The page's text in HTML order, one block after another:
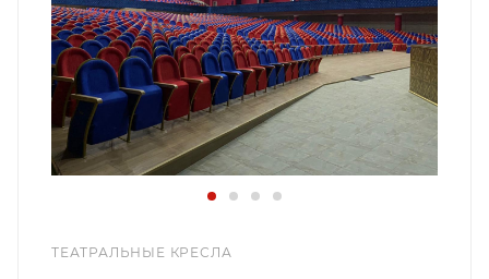
ТЕАТРАЛЬНЫЕ КРЕСЛА